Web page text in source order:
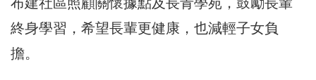
終身學習，希望長輩更健康，也減輕子女負
擔。